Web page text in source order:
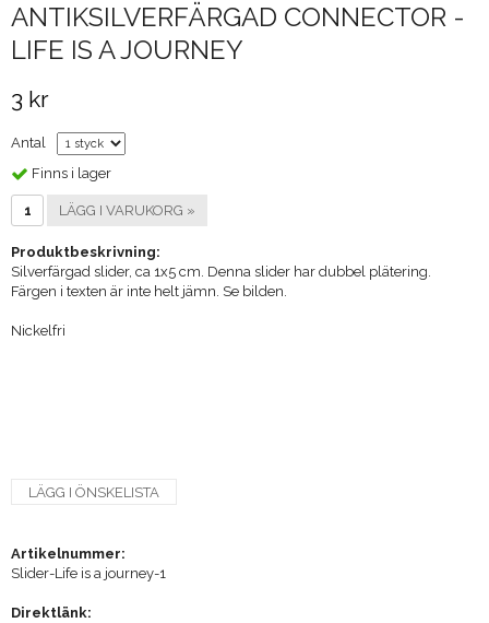
ANTIKSILVERFÄRGAD CONNECTOR -
LIFE IS A JOURNEY
3 kr
Antal
Finns i lager
LÄGG I VARUKORG »
Produktbeskrivning:
Silverfärgad slider, ca 1x5 cm. Denna slider har dubbel plätering.
Färgen i texten är inte helt jämn. Se bilden.
Nickelfri
LÄGG I ÖNSKELISTA
Artikelnummer:
Slider-Life is a journey-1
Direktlänk: